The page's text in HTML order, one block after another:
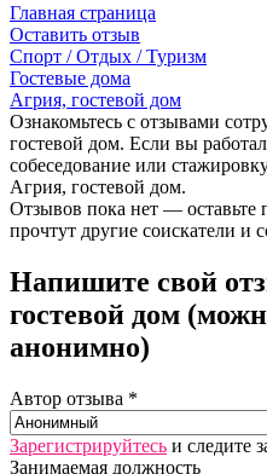
Главная страница
Оставить отзыв
Спорт / Отдых / Туризм
Гостевые дома
Агрия, гостевой дом
Ознакомьтесь с отзывами
гостевой дом. Если вы
собеседование или
Агрия, гостевой дом.
Отзывов пока нет — оставьте
прочтут другие соискатели и
Напишите свой
гостевой дом
анонимно)
Автор отзыва *
Зарегистрируйтесь и следите
Занимаемая должность